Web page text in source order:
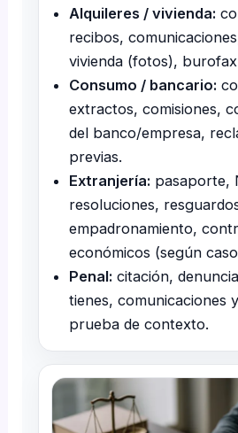
Alquileres / vivienda:
recibos,
vivienda (fotos),
Consumo / bancario:
extractos, comisiones,
del banco/empresa,
previas.
Extranjería: pasaporte,
resoluciones,
empadronamiento,
económicos (según
Penal: citación,
tienes, comunicaciones
prueba de contexto.